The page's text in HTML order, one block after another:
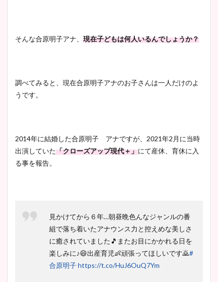
豊島実季アナのカップ画像ま
そんな合原明子アナ、 現在子どもは何人いるんでしょうか？
調べてみると、現在合原明子アナのお子さんは一人だけのよ
うです。
2014年に結婚した合原明子 アナですが、2021年2月に当時
出演していた「クローズアップ現代＋」にて産休、育休に入
る事を報告。
見かけてから６年…朝昼晩色んなジャンルの番
組で落ち着いたアナウンス力と控えめな美しさ
に癒されていました🎵またお目にかかれる日を
楽しみに♪😄出産育児👶頑張ってほしいです🙇#
合原明子https://t.co/HuJ6OuQ7Ym